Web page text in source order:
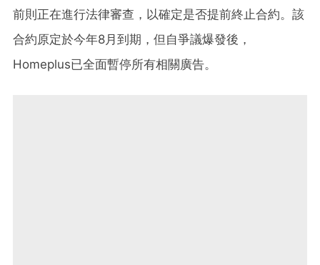
前則正在進行法律審查，以確定是否提前終止合約。該
合約原定於今年8月到期，但自爭議爆發後，
Homeplus已全面暫停所有相關廣告。